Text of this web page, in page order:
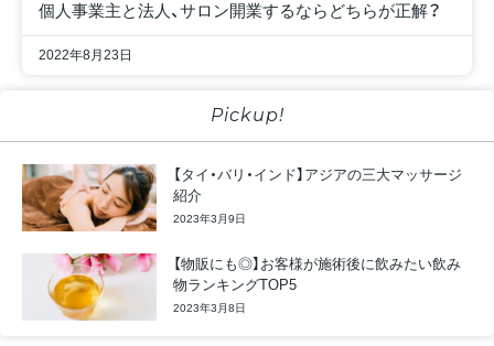
個人事業主と法人、サロン開業するならどちらが正解？
2022年8月23日
Pickup!
【タイ・バリ・インド】アジアの三大マッサージ
紹介
2023年3月9日
【物販にも◎】お客様が施術後に飲みたい飲み
物ランキングTOP5
2023年3月8日